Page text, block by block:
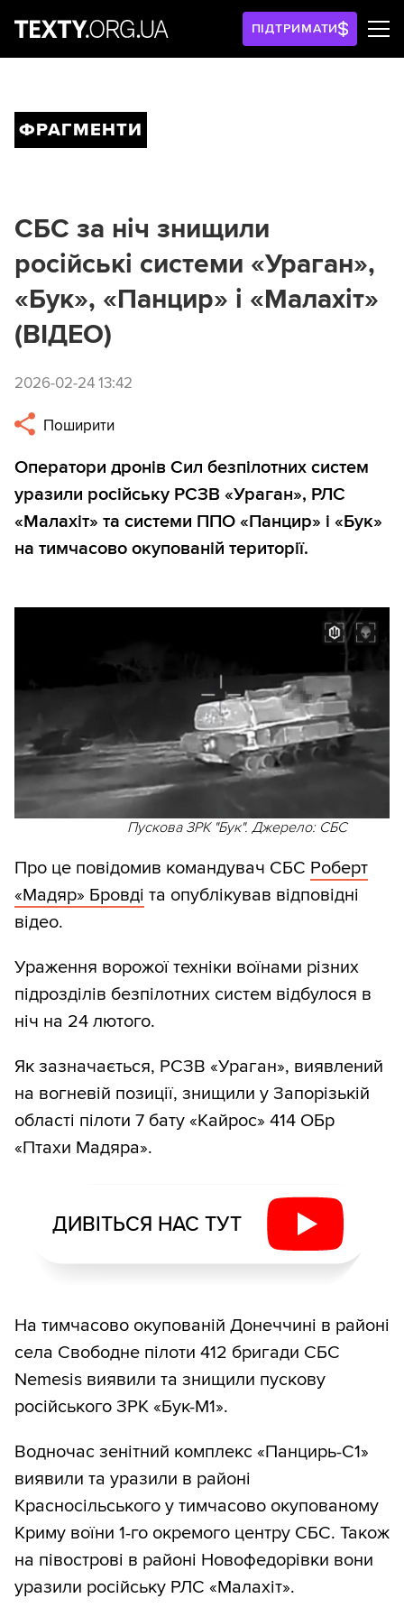
ПІДТРИМАТИ
ФРАГМЕНТИ
СБС за ніч знищили
російські системи «Ураган»,
«Бук», «Панцир» і «Малахіт»
(ВІДЕО)
2026-02-24 13:42
Поширити
Оператори дронів Сил безпілотних систем
уразили російську РСЗВ «Ураган», РЛС
«Малахіт» та системи ППО «Панцир» і «Бук»
на тимчасово окупованій території.
Пускова ЗРК "Бук". Джерело: СБС
Про це повідомив командувач СБС Роберт
«Мадяр» Бровді та опублікував відповідні
відео.
Ураження ворожої техніки воїнами різних
підрозділів безпілотних систем відбулося в
ніч на 24 лютого.
Як зазначається, РСЗВ «Ураган», виявлений
на вогневій позиції, знищили у Запорізькій
області пілоти 7 бату «Кайрос» 414 ОБр
«Птахи Мадяра».
ДИВІТЬСЯ НАС ТУТ
На тимчасово окупованій Донеччині в районі
села Свободне пілоти 412 бригади СБС
Nemesis виявили та знищили пускову
російського ЗРК «Бук-М1».
Водночас зенітний комплекс «Панцирь-С1»
виявили та уразили в районі
Красносільського у тимчасово окупованому
Криму воїни 1-го окремого центру СБС. Також
на півострові в районі Новофедорівки вони
уразили російську РЛС «Малахіт».